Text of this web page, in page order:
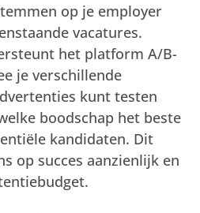
op je employer
vacatures.
het platform A/B-
je verschillende
kunt testen
boodschap het beste
kandidaten. Dit
op succes aanzienlijk en